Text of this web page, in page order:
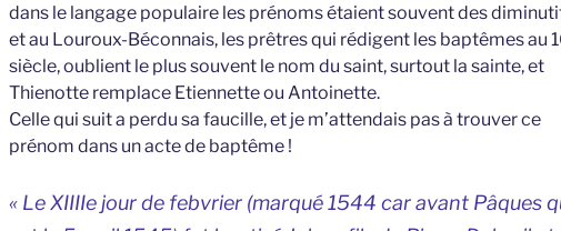
dans le langage populaire les prénoms étaient souvent des
et au Louroux-Béconnais, les prêtres qui rédigent les baptêmes au
siècle, oublient le plus souvent le nom du saint, surtout la sainte, et
Thienotte remplace Etiennette ou Antoinette.
Celle qui suit a perdu sa faucille, et je m’attendais pas à trouver ce
prénom dans un acte de baptême !
« Le XIIIIe jour de febvrier (marqué 1544 car avant Pâques